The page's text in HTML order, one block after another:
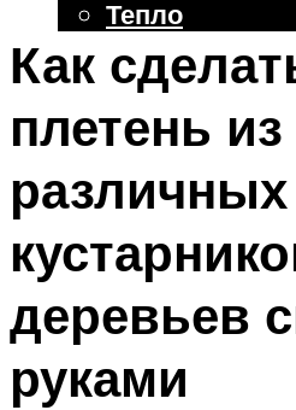
Тепло
Крыша
Ворота
Как
плетень
различных
деревьев
руками